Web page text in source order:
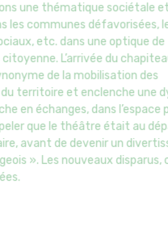
une thématique sociétale
les communes défavorisées,
etc. dans une optique de
L’arrivée du
de la mobilisation des
territoire et enclenche une
en échanges, dans l’espace
que le théâtre était au
avant de devenir un
». Les nouveaux disparus,